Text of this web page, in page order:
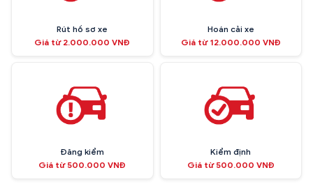
Rút hồ sơ xe
Giá từ 2.000.000 VNĐ
Hoán cải xe
Giá từ 12.000.000 VNĐ
Đăng kiểm
Giá từ 500.000 VNĐ
Kiểm định
Giá từ 500.000 VNĐ